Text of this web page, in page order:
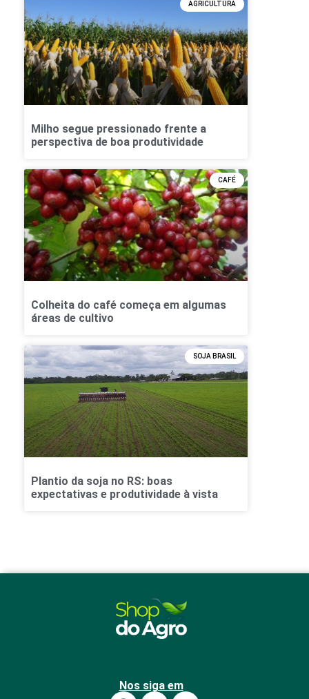
AGRICULTURA
Milho segue pressionado frente a
perspectiva de boa produtividade
CAFÉ
Colheita do café começa em algumas
áreas de cultivo
SOJA BRASIL
Plantio da soja no RS: boas
expectativas e produtividade à vista
Nos siga em